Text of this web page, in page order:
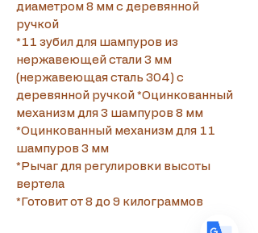
диаметром 8 мм с деревянной
ручкой
*11 зубил для шампуров из
нержавеющей стали 3 мм
(нержавеющая сталь 304) с
деревянной ручкой *Оцинкованный
механизм для 3 шампуров 8 мм
*Оцинкованный механизм для 11
шампуров 3 мм
*Рычаг для регулировки высоты
вертела
*Готовит от 8 до 9 килограммов
Translate
USEnglish
FRFrench· Français
DEGerman· Deutsch
ESSpanish· Español